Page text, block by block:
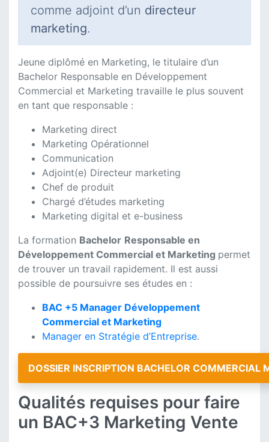
comme adjoint d’un directeur
marketing.
Jeune diplômé en Marketing, le titulaire d’un
Bachelor Responsable en Développement
Commercial et Marketing travaille le plus souvent
en tant que responsable :
Marketing direct
Marketing Opérationnel
Communication
Adjoint(e) Directeur marketing
Chef de produit
Chargé d’études marketing
Marketing digital et e-business
La formation Bachelor Responsable en
Développement Commercial et Marketing permet
de trouver un travail rapidement. Il est aussi
possible de poursuivre ses études en :
BAC +5 Manager Développement
Commercial et Marketing
Manager en Stratégie d’Entreprise.
DOSSIER INSCRIPTION BACHELOR COMMERCIAL
Qualités requises pour faire
un BAC+3 Marketing Vente